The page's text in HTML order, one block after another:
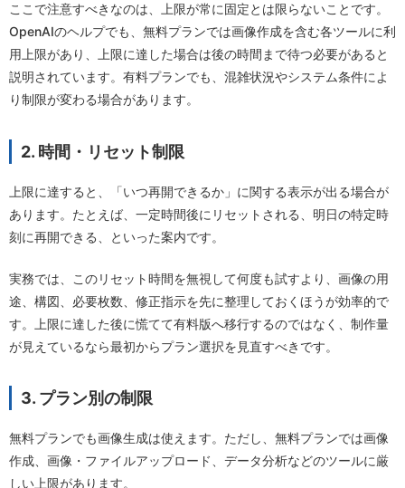
ここで注意すべきなのは、上限が常に固定とは限らないことです。
OpenAIのヘルプでも、無料プランでは画像作成を含む各ツールに利
用上限があり、上限に達した場合は後の時間まで待つ必要があると
説明されています。有料プランでも、混雑状況やシステム条件によ
り制限が変わる場合があります。
2. 時間・リセット制限
上限に達すると、「いつ再開できるか」に関する表示が出る場合が
あります。たとえば、一定時間後にリセットされる、明日の特定時
刻に再開できる、といった案内です。
実務では、このリセット時間を無視して何度も試すより、画像の用
途、構図、必要枚数、修正指示を先に整理しておくほうが効率的で
す。上限に達した後に慌てて有料版へ移行するのではなく、制作量
が見えているなら最初からプラン選択を見直すべきです。
3. プラン別の制限
無料プランでも画像生成は使えます。ただし、無料プランでは画像
作成、画像・ファイルアップロード、データ分析などのツールに厳
しい上限があります。